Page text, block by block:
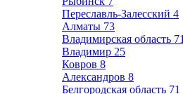
Переславль-Залесский 4
Алматы 73
Владимирская область 71
Владимир 25
Ковров 8
Александров 8
Белгородская область 71